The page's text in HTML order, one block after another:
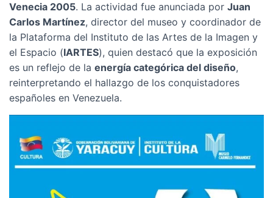
Venecia 2005. La actividad fue anunciada por Juan
Carlos Martínez, director del museo y coordinador de
la Plataforma del Instituto de las Artes de la Imagen y
el Espacio (IARTES), quien destacó que la exposición
es un reflejo de la energía categórica del diseño,
reinterpretando el hallazgo de los conquistadores
españoles en Venezuela.